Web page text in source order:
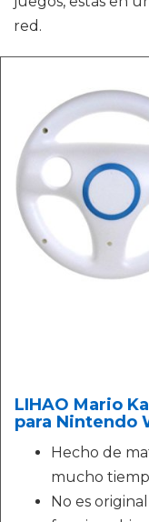
red.
LIHAO Mario
para Nintendo
Hecho de
mucho
No es